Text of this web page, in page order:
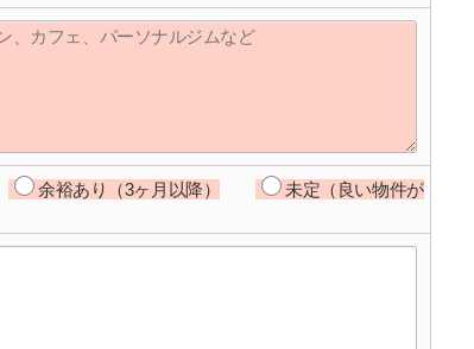
余裕あり（3ヶ月以降）
未定（良い物件が